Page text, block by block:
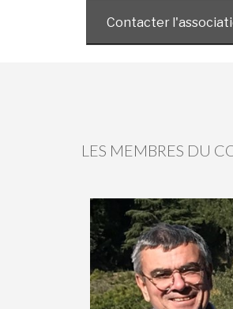
Contacter
LES MEMBRES DU